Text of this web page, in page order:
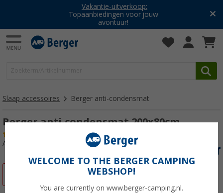
Vakantie-uitverkoop:
Topaanbiedingen voor jouw
avontuur!
Slaap accessoires Berger anti-condensmat
Berger anti-condensmat 200x80cm
Artikelnr: 340148
WELCOME TO THE BERGER CAMPING
WEBSHOP!
You are currently on www.berger-camping.nl.